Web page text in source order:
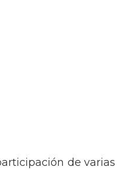
de varias